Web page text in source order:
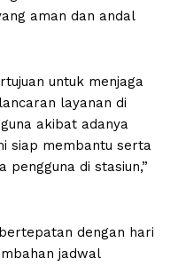
aman dan andal
untuk menjaga
layanan di
akibat adanya
siap membantu serta
di stasiun,”
dengan hari
jadwal